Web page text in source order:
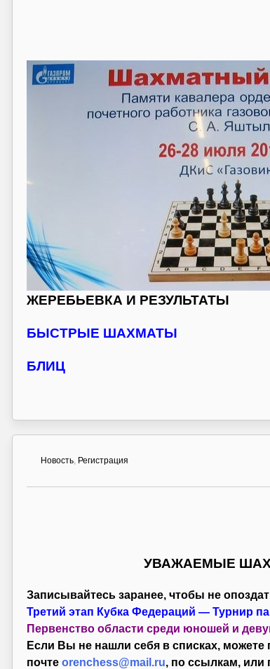
ЖЕРЕБЬЕВКА И РЕЗУЛЬТАТЫ
БЫСТРЫЕ ШАХМАТЫ
БЛИЦ
Новость, Регистрация
УВАЖАЕМЫЕ
Записывайтесь заранее, чтобы не
Третий этап Кубка Федераций — Турнир
Первенство области среди юношей и
Если Вы не нашли себя в списках, можете
почте orenchess@mail.ru, по ссылкам, или